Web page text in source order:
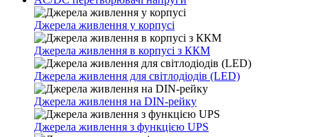
Джерела живлення у корпусі
Джерела живлення в корпусі з ККМ
Джерела живлення для світлодіодів (LED)
Джерела живлення на DIN-рейку
Джерела живлення з функцією UPS